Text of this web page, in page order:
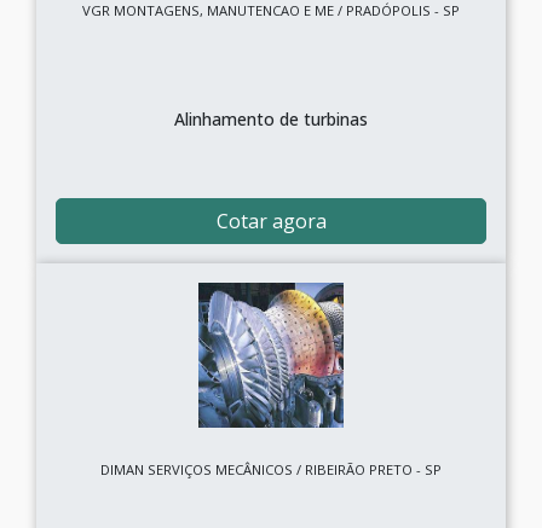
VGR MONTAGENS, MANUTENCAO E ME / PRADÓPOLIS - SP
Alinhamento de turbinas
Cotar agora
DIMAN SERVIÇOS MECÂNICOS / RIBEIRÃO PRETO - SP